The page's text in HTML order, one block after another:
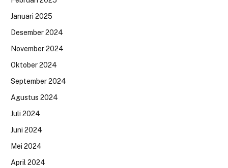
Januari 2025
Desember 2024
November 2024
Oktober 2024
September 2024
Agustus 2024
Juli 2024
Juni 2024
Mei 2024
April 2024